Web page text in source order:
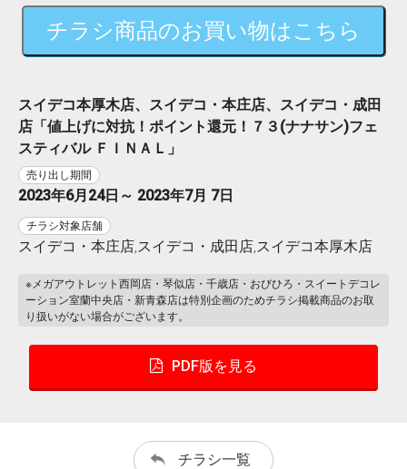
チラシ商品のお買い物はこちら
スイデコ本厚木店、スイデコ・本庄店、スイデコ・成田
店「値上げに対抗！ポイント還元！７３(ナナサン)フェ
スティバル ＦＩＮＡＬ」
売り出し期間
2023年6月24日～ 2023年7月 7日
チラシ対象店舗
スイデコ・本庄店,スイデコ・成田店,スイデコ本厚木店
※メガアウトレット西岡店・琴似店・千歳店・おびひろ・スイートデコレ
ーション室蘭中央店・新青森店は特別企画のためチラシ掲載商品のお取
り扱いがない場合がございます。
PDF版を見る
チラシ一覧